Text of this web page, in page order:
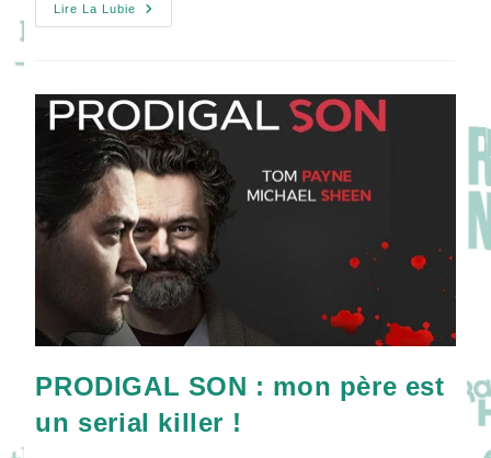
Lire La Lubie
[PILOTE]
Power
PRODIGAL SON : mon père est
un serial killer !